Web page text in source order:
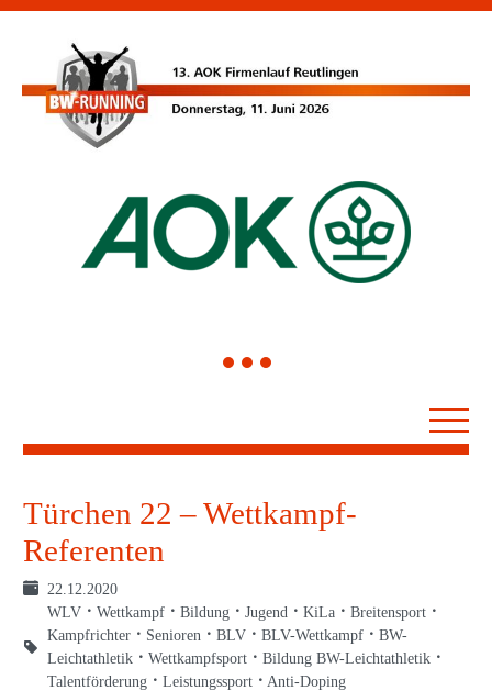
1 2 3
Türchen 22 – Wettkampf-
Referenten
22.12.2020
WLV
Wettkampf Bildung Jugend KiLa
Breitensport
Kampfrichter
Senioren BLV BLV-Wettkampf
BW-
Leichtathletik
Wettkampfsport
Bildung BW-Leichtathletik
Talentförderung
Leistungssport Anti-Doping